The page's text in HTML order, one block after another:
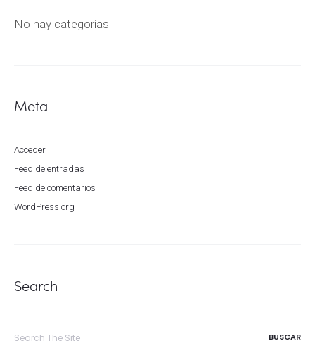
No hay categorías
Meta
Acceder
Feed de entradas
Feed de comentarios
WordPress.org
Search